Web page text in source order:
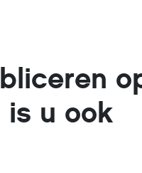
is u ook